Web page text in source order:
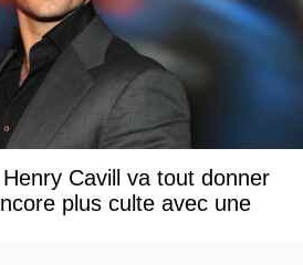
Cavill va tout donner
plus culte avec une